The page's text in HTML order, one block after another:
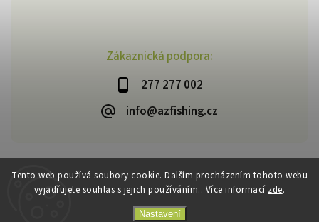
Tento web používá soubory cookie. Dalším procházením tohoto webu
vyjadřujete souhlas s jejich používáním.. Více informací zde.
Nastavení
Zákaznická podpora:
277 277 002
info@azfishing.cz
Copyright 2026AzFishing.cz. Všechna práva vyhrazena.
VytvořilShoptet| Design